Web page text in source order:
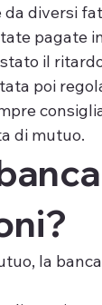
da diversi
pagate
il
poi
di mutuo.
la